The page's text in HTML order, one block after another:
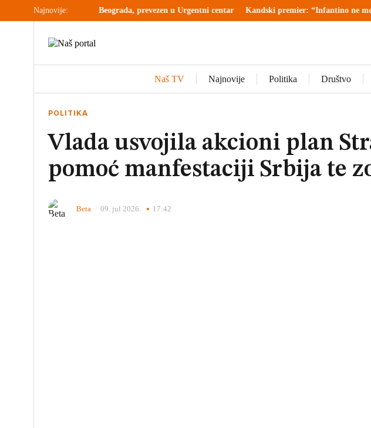
Najnovije:
u centru Beograda, prevezen u Urgentni centar Kandski premier: “Infantino ne može da vodi
Naš TV Najnovije Politika Društvo
POLITIKA
Vlada usvojila akcioni plan
pomoć manfestaciji Srbija te
Beta 09. jul 2026. 17:42